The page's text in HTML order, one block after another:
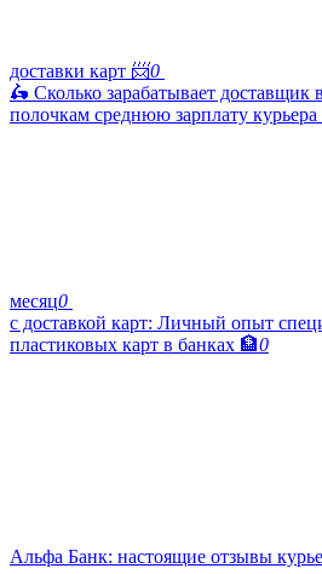
доставки карт 📨0
🛵 Сколько зарабатывает доставщик
полочкам среднюю зарплату
месяц0
с доставкой карт: Личный опыт
пластиковых карт в банках 🏦0
Альфа Банк: настоящие отзывы